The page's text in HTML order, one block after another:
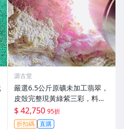
源古堂
嚴選6.5公斤原礦未加工翡翠，
皮殼完整現黃綠紫三彩，料質
細膩春色佳，適合把玩與收藏
高級春帶彩手鐲 翡翠 碧玉
$ 42,750 95折
折扣碼 直購